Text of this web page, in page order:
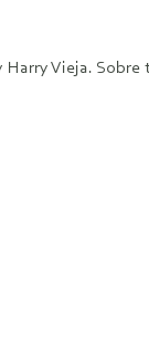
Harry Vieja.